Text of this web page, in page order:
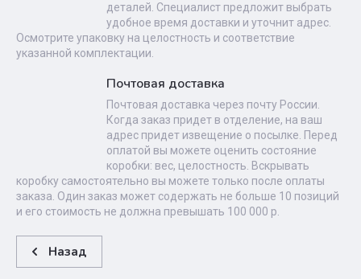
деталей. Специалист предложит выбрать
удобное время доставки и уточнит адрес.
Осмотрите упаковку на целостность и соответствие
указанной комплектации.
Почтовая доставка
Почтовая доставка через почту России.
Когда заказ придет в отделение, на ваш
адрес придет извещение о посылке. Перед
оплатой вы можете оценить состояние
коробки: вес, целостность. Вскрывать
коробку самостоятельно вы можете только после оплаты
заказа. Один заказ может содержать не больше 10 позиций
и его стоимость не должна превышать 100 000 р.
Назад